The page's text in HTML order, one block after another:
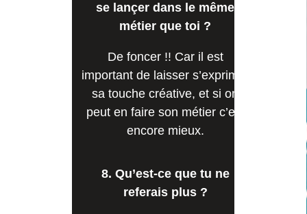
se lançer dans le même
métier que toi ?
De foncer !! Car il est
important de laisser s’exprimer
sa touche créative, et si on
peut en faire son métier c’est
encore mieux.
8. Qu’est-ce que tu ne
referais plus ?